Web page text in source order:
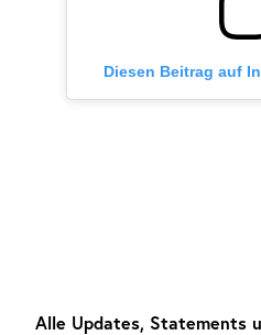
Diesen Beitrag auf
Alle Updates, Statements